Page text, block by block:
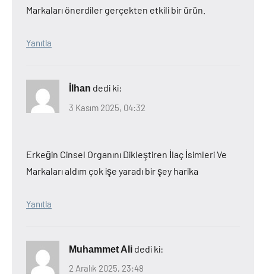
Markaları önerdiler gerçekten etkili bir ürün.
Yanıtla
İlhan dedi ki:
3 Kasım 2025, 04:32
Erkeğin Cinsel Organını Dikleştiren İlaç İsimleri Ve
Markaları aldım çok işe yaradı bir şey harika
Yanıtla
Muhammet Ali dedi ki:
2 Aralık 2025, 23:48